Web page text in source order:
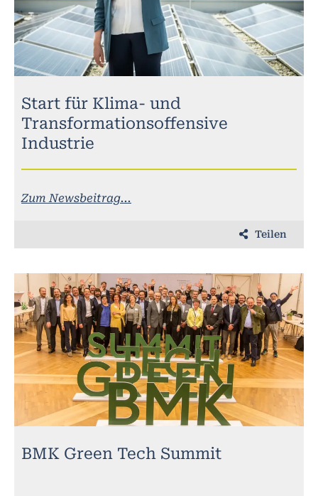
Start für Klima- und
Transformationsoffensive
Industrie
Zum Newsbeitrag...
Teilen
BMK Green Tech Summit